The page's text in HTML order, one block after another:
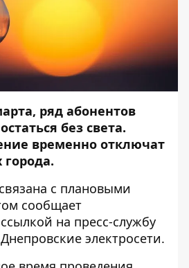
ряд абонентов
без света.
временно отключат
города.
с плановыми
сообщает
на пресс-службу
электросети.